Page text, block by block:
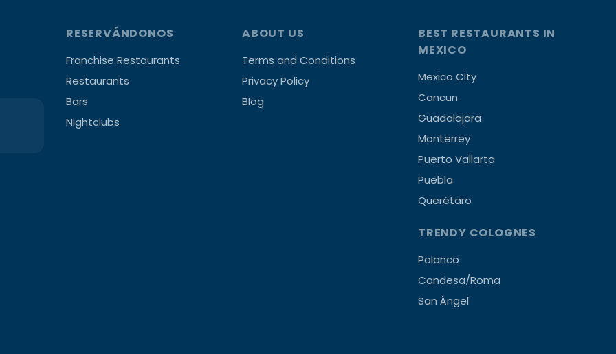
RESERVÁNDONOS
Franchise Restaurants
Restaurants
Bars
Nightclubs
ABOUT US
Terms and Conditions
Privacy Policy
Blog
BEST RESTAURANTS IN
MEXICO
Mexico City
Cancun
Guadalajara
Monterrey
Puerto Vallarta
Puebla
Querétaro
TRENDY COLOGNES
Polanco
Condesa/Roma
San Ángel